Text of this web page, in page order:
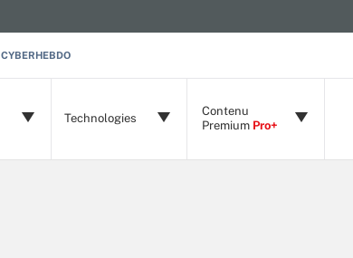
CYBERHEBDO
Technologies
Contenu
Premium Pro+